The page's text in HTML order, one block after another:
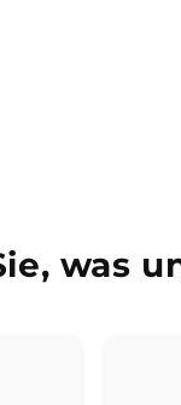
was